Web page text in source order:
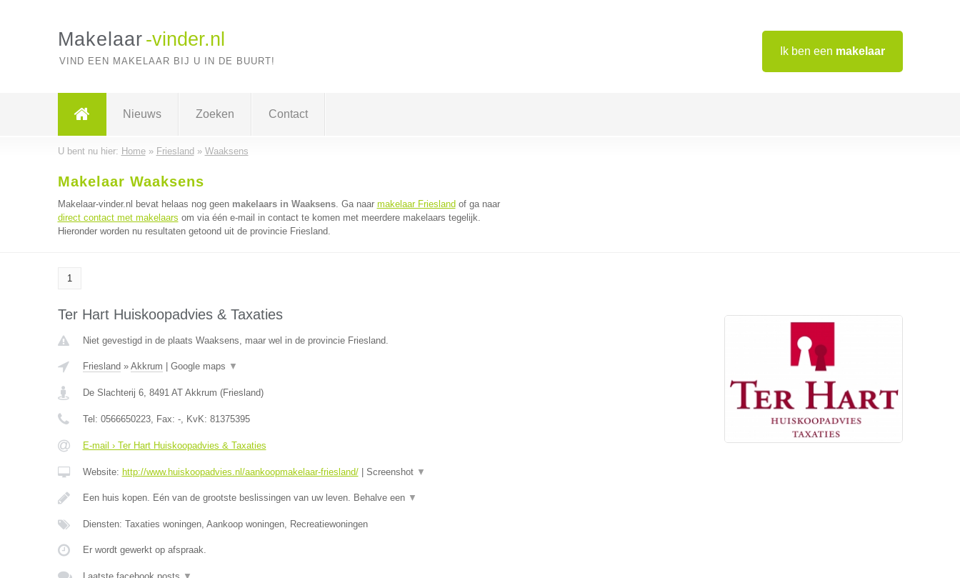
Ik ben een makelaar
Makelaar -vinder.nl
VIND EEN MAKELAAR BIJ U IN DE BUURT!
Nieuws Zoeken Contact
U bent nu hier: Home» Friesland » Waaksens
Makelaar Waaksens
Makelaar-vinder.nl bevat helaas nog geen makelaars in Waaksens. Ga naar makelaar Friesland of ga naar
direct contact met makelaars om via één e-mail in contact te komen met meerdere makelaars tegelijk.
Hieronder worden nu resultaten getoond uit de provincie Friesland.
1
Ter Hart Huiskoopadvies & Taxaties
Niet gevestigd in de plaats Waaksens, maar wel in de provincie Friesland.
Friesland » Akkrum Google maps ▼
De Slachterij 6, 8491 AT Akkrum (Friesland)
Tel: 0566650223, Fax: -, KvK: 81375395
E-mail › Ter Hart Huiskoopadvies & Taxaties
Website: http://www.huiskoopadvies.nl/aankoopmakelaar-friesland/| Screenshot ▼
Een huis kopen. Eén van de grootste beslissingen van uw leven. Behalve een ▼
Diensten: Taxaties woningen, Aankoop woningen, Recreatiewoningen
Er wordt gewerkt op afspraak.